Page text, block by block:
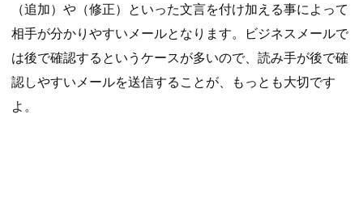
（追加）や（修正）といった文言を付け加える事によって
相手が分かりやすいメールとなります。ビジネスメールで
は後で確認するというケースが多いので、読み手が後で確
認しやすいメールを送信することが、もっとも大切です
よ。